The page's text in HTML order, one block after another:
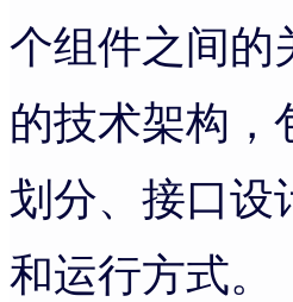
个组件之间的
的技术架构，
划分、接口设
和运行方式。